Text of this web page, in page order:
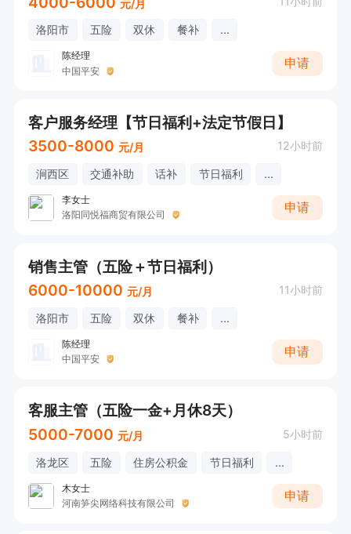
元/月
洛阳市 五险 双休 餐补 ...
陈经理
中国平安
申请
客户服务经理【节日福利+法定节假日】
3500-8000 元/月 12小时前
涧西区 交通补助 话补 节日福利 ...
李女士
洛阳同悦福商贸有限公司
申请
销售主管（五险＋节日福利）
6000-10000 元/月 11小时前
洛阳市 五险 双休 餐补 ...
陈经理
中国平安
申请
客服主管（五险一金+月休8天）
5000-7000 元/月 5小时前
洛龙区 五险 住房公积金 节日福利 ...
木女士
河南笋尖网络科技有限公司
申请